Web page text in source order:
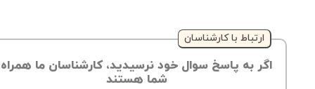
ارتباط با کارشناسان
اگر به پاسخ سوال خود نرسیدید، کارشناسان ما همراه
شما هستند